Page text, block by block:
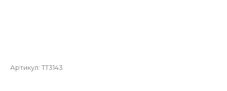
Артикул: TT3143